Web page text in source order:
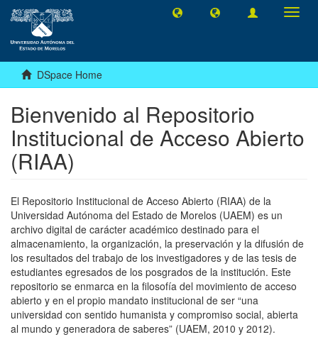
DSpace Home
Bienvenido al Repositorio
Institucional de Acceso Abierto
(RIAA)
El Repositorio Institucional de Acceso Abierto (RIAA) de la
Universidad Autónoma del Estado de Morelos (UAEM) es un
archivo digital de carácter académico destinado para el
almacenamiento, la organización, la preservación y la difusión de
los resultados del trabajo de los investigadores y de las tesis de
estudiantes egresados de los posgrados de la institución. Este
repositorio se enmarca en la filosofía del movimiento de acceso
abierto y en el propio mandato institucional de ser “una
universidad con sentido humanista y compromiso social, abierta
al mundo y generadora de saberes” (UAEM, 2010 y 2012).